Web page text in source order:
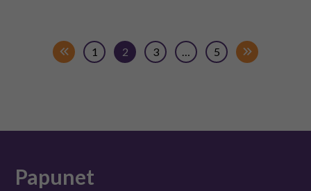
1 2 3 … 5
Papunet